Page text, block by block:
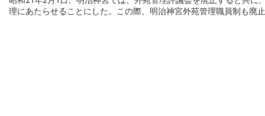
理にあたらせることにした。この際、明治神宮外苑管理職員制も廃